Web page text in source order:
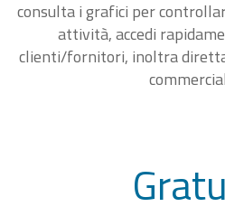
consulta i grafici per
attività, accedi
clienti/fornitori, inoltra